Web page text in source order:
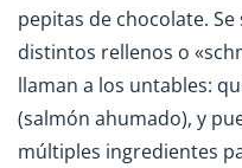
pepitas de chocolate.
distintos rellenos o
llaman a los untables:
(salmón ahumado), y
múltiples ingredientes